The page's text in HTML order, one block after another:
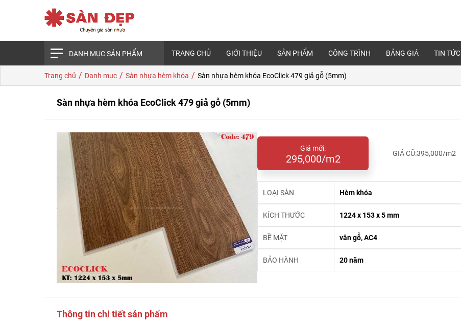
DANH MỤC SẢN PHẨM TRANG CHỦ GIỚI THIỆU SẢN PHẨM CÔNG TRÌNH BẢNG GIÁ TIN TỨC
Trang chủ / Danh mục / Sàn nhựa hèm khóa / Sàn nhựa hèm khóa EcoClick 479 giả gỗ (5mm)
Sàn nhựa hèm khóa EcoClick 479 giả gỗ (5mm)
Giá mới:
295,000/m2 GIÁ CŨ:395,000/m2
LOẠI SÀN Hèm khóa
KÍCH THƯỚC 1224 x 153 x 5 mm
BỀ MẶT vân gỗ, AC4
BẢO HÀNH 20 năm
Thông tin chi tiết sản phẩm